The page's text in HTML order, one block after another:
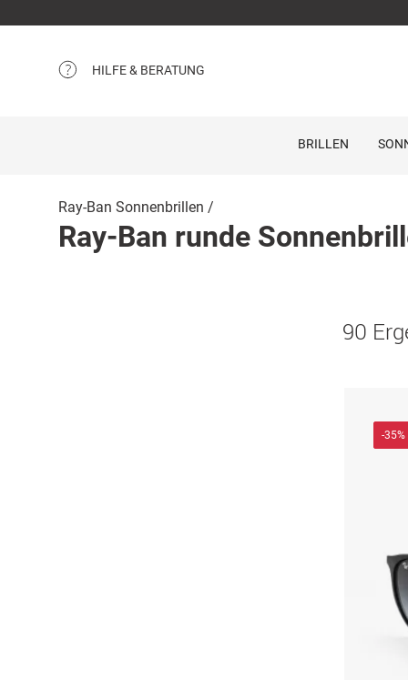
HILFE & BERATUNG
BRILLEN
Ray-Ban Sonnenbrillen
Ray-Ban runde
90
-35%